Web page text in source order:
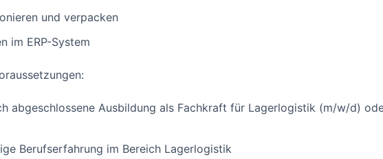
und verpacken
im ERP-System
abgeschlossene Ausbildung als Fachkraft für Lagerlogistik (m/w/d)
Berufserfahrung im Bereich Lagerlogistik